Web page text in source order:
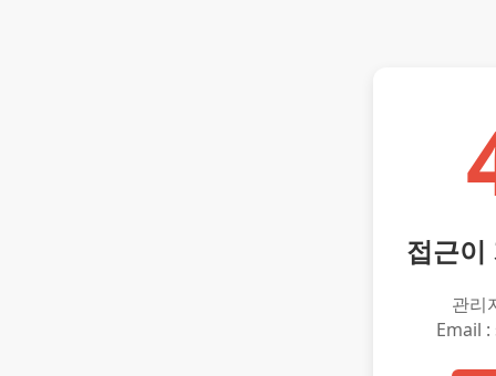
접근이
관리
Email